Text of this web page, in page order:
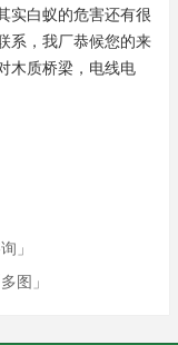
实白蚁的危害还有很
系，我厂恭候您的来
木质桥梁，电线电
」
图」